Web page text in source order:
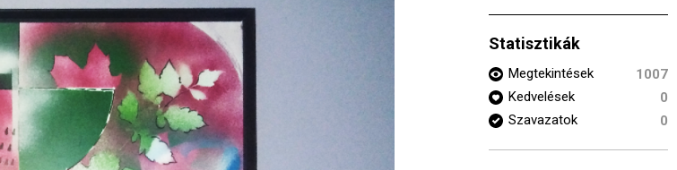
Statisztikák
Megtekintések
1007
Kedvelések
0
Szavazatok
0